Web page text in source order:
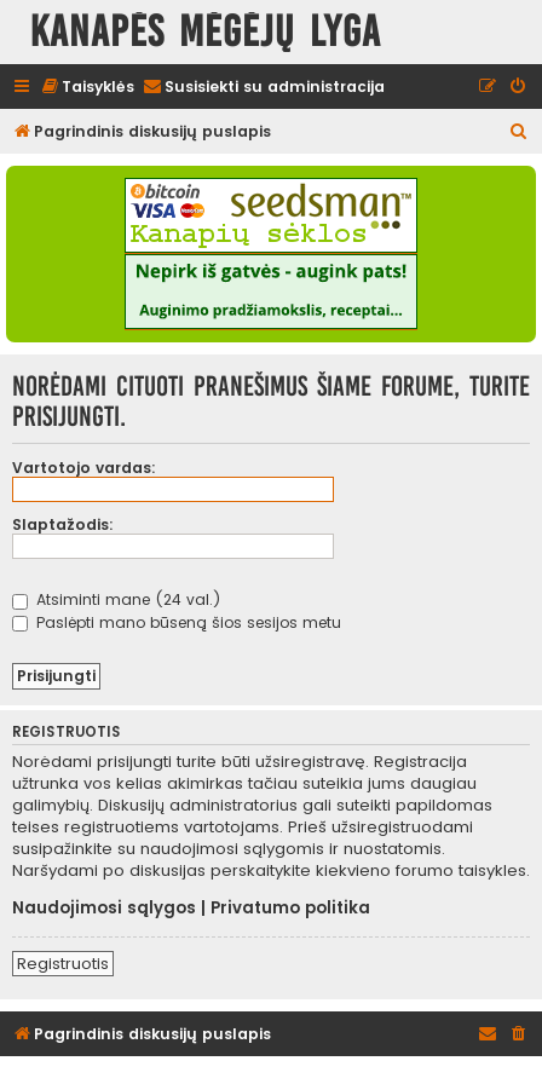
Kanapės mėgėjų lyga
Taisyklės Susisiekti su administracija
Pagrindinis diskusijų puslapis
e
Norėdami cituoti pranešimus šiame forume, turite
prisijungti.
Vartotojo vardas:
Slaptažodis:
Atsiminti mane (24 val.)
Paslėpti mano būseną šios sesijos metu
REGISTRUOTIS
Norėdami prisijungti turite būti užsiregistravę. Registracija
užtrunka vos kelias akimirkas tačiau suteikia jums daugiau
galimybių. Diskusijų administratorius gali suteikti papildomas
teises registruotiems vartotojams. Prieš užsiregistruodami
susipažinkite su naudojimosi sąlygomis ir nuostatomis.
Naršydami po diskusijas perskaitykite kiekvieno forumo taisykles.
Naudojimosi sąlygos
Privatumo politika
Registruotis
Pagrindinis diskusijų puslapis